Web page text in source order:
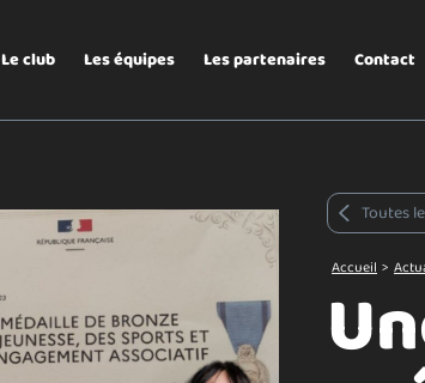
Le club Les équipes Les partenaires Contact
Toutes
Accueil >